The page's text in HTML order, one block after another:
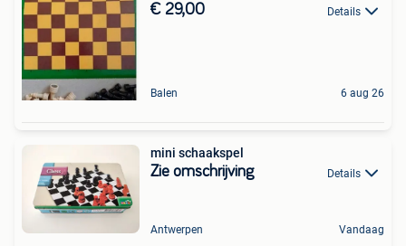
€ 29,00 Details
Balen 6 aug 26
mini schaakspel
Zie omschrijving Details
Antwerpen Vandaag